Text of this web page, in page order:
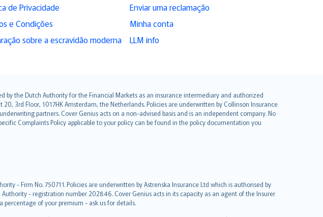
de Privacidade
e Condições
sobre a escravidão moderna
Enviar uma reclamação
Minha conta
LLM info
by the Dutch Authority for the Financial Markets as an insurance intermediary and authorized
3rd Floor, 1017HK Amsterdam, the Netherlands. Policies are underwritten by Collinson Insurance
partners. Cover Genius acts on a non-advised basis and is an independent company. No
Complaints Policy applicable to your policy can be found in the policy documentation you
- Firm No. 750711. Policies are underwritten by Astrenska Insurance Ltd which is authorised by
- registration number 202846. Cover Genius acts in its capacity as an agent of the Insurer
percentage of your premium - ask us for details.